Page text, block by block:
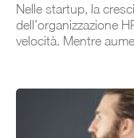
Nelle startup, la
dell’organizzazione
velocità. Mentre